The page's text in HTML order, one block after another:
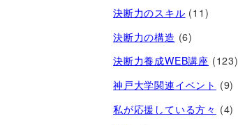
決断力のスキル (11)
決断力の構造 (6)
決断力養成WEB講座 (123)
神戸大学関連イベント (9)
私が応援している方々 (4)